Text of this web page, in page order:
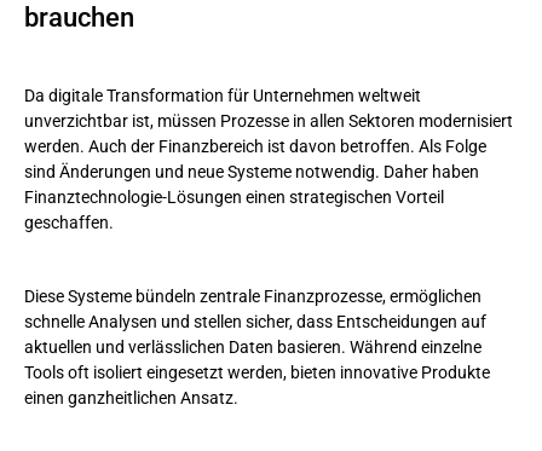
brauchen
Da digitale Transformation für Unternehmen weltweit
unverzichtbar ist, müssen Prozesse in allen Sektoren modernisiert
werden. Auch der Finanzbereich ist davon betroffen. Als Folge
sind Änderungen und neue Systeme notwendig. Daher haben
Finanztechnologie-Lösungen einen strategischen Vorteil
geschaffen.
Diese Systeme bündeln zentrale Finanzprozesse, ermöglichen
schnelle Analysen und stellen sicher, dass Entscheidungen auf
aktuellen und verlässlichen Daten basieren. Während einzelne
Tools oft isoliert eingesetzt werden, bieten innovative Produkte
einen ganzheitlichen Ansatz.